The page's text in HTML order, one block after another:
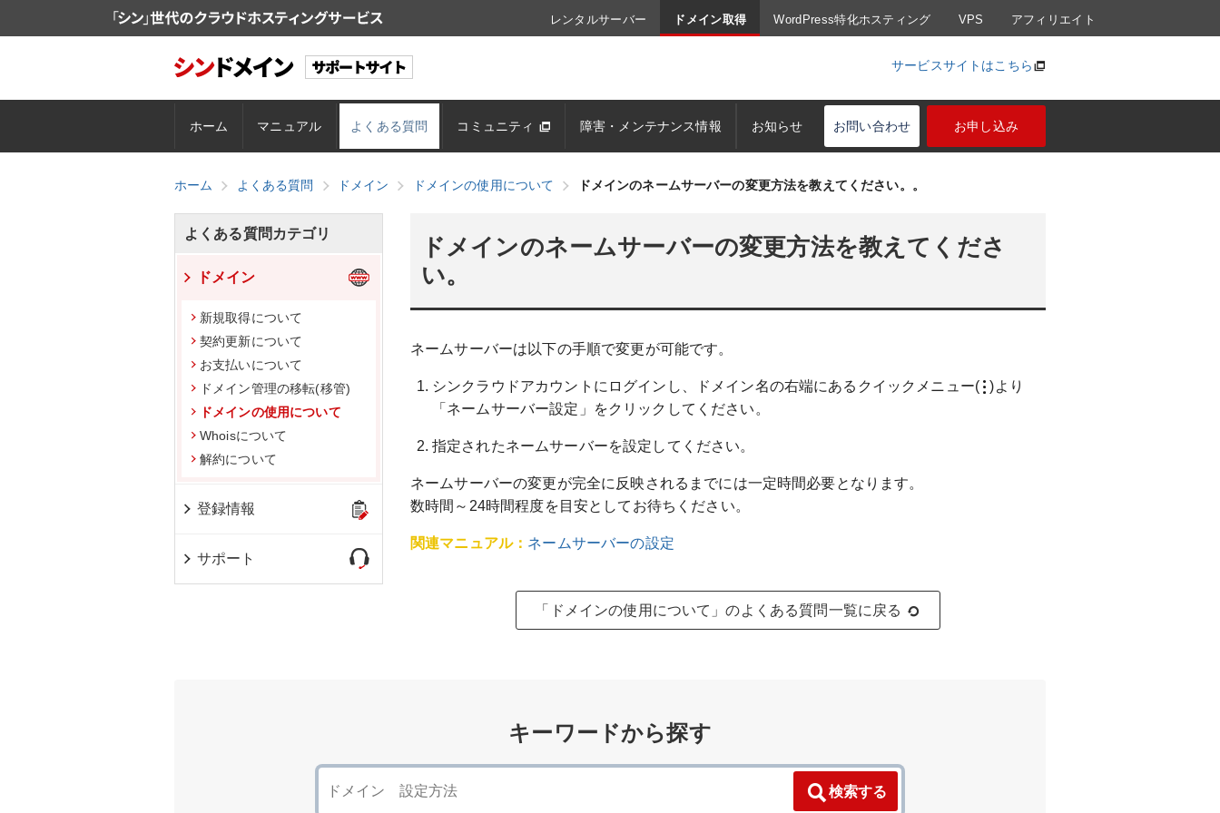
レンタルサーバー ドメイン取得 WordPress特化ホスティング VPS アフィリエイト
サービスサイトはこちら
ホーム マニュアル よくある質問 コミュニティ 障害・メンテナンス情報 お知らせ お問い合わせ お申し込み
ホーム よくある質問 ドメイン ドメインの使用について ドメインのネームサーバーの変更方法を教えてください。。
ドメインのネームサーバーの変更方法を教えてくださ
い。
ネームサーバーは以下の手順で変更が可能です。
シンクラウドアカウントにログインし、ドメイン名の右端にあるクイックメニュー( )より
「ネームサーバー設定」をクリックしてください。
指定されたネームサーバーを設定してください。
ネームサーバーの変更が完全に反映されるまでには一定時間必要となります。
数時間～24時間程度を目安としてお待ちください。
関連マニュアル： ネームサーバーの設定
「ドメインの使用について」のよくある質問一覧に戻る
よくある質問カテゴリ
ドメイン
新規取得について
契約更新について
お支払いについて
ドメイン管理の移転(移管)
ドメインの使用について
Whoisについて
解約について
登録情報
サポート
キーワードから探す
検索する